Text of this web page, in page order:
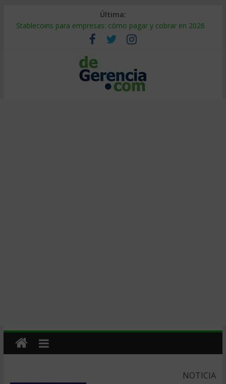
Última:
Stablecoins para empresas: cómo pagar y cobrar en 2026
Despido silencioso: qué es y por qué sale tan caro
IA en selección de personal: cómo auditarla a tiempo
Trabajo forzoso en la cadena de suministro: qué hacer
Mercado hispano de EE. UU.: cómo segmentarlo y venderle
NOTICIA